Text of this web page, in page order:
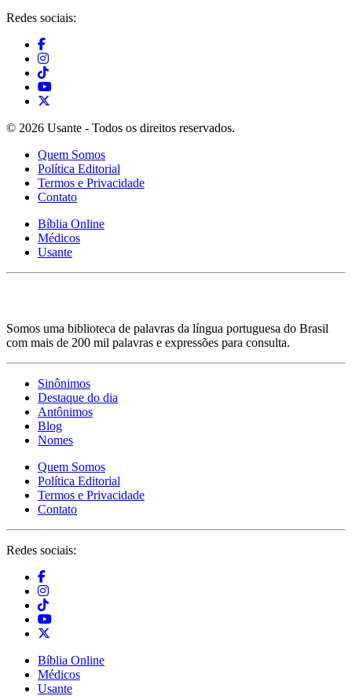
Redes sociais:
© 2026 Usante - Todos os direitos reservados.
Quem Somos
Política Editorial
Termos e Privacidade
Contato
Bíblia Online
Médicos
Usante
Somos uma biblioteca de palavras da língua portuguesa do Brasil
com mais de 200 mil palavras e expressões para consulta.
Sinônimos
Destaque do dia
Antônimos
Blog
Nomes
Quem Somos
Política Editorial
Termos e Privacidade
Contato
Redes sociais:
Bíblia Online
Médicos
Usante